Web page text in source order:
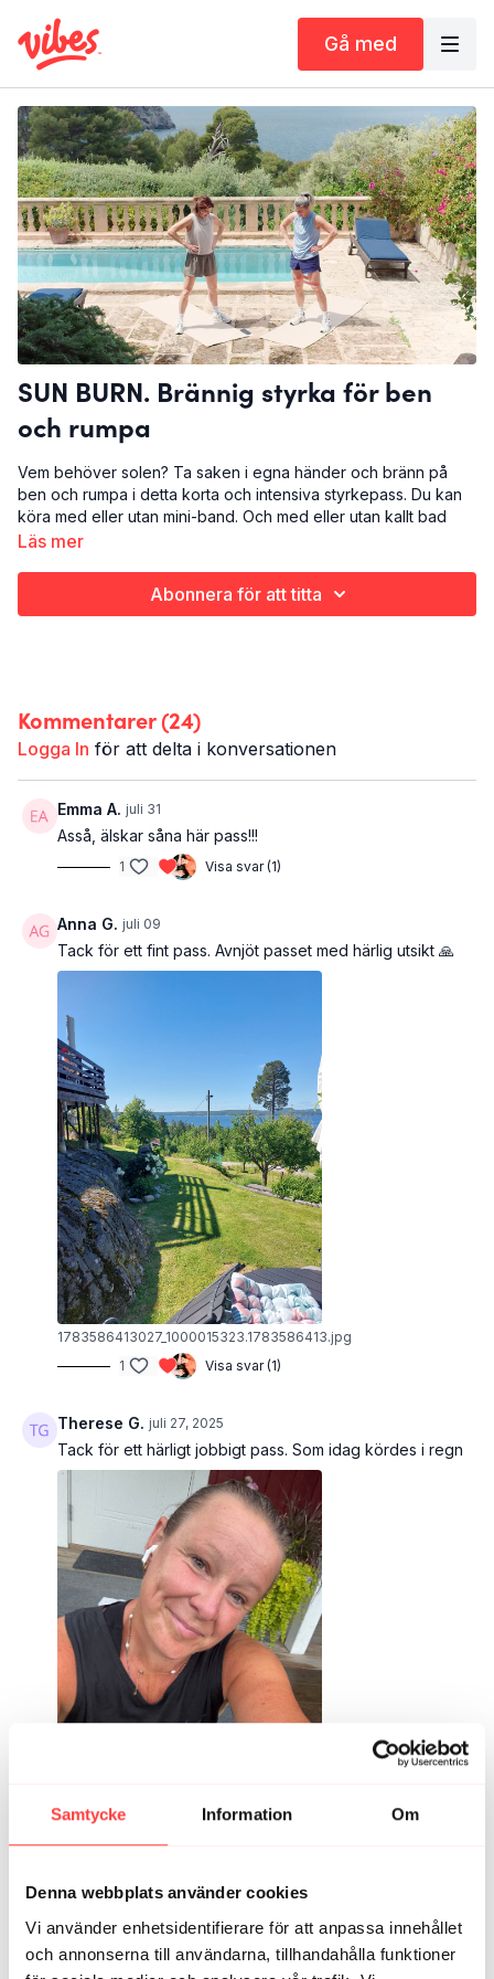
Samtycke Information Om
Denna webbplats använder cookies
Vi använder enhetsidentifierare för att anpassa innehållet
och annonserna till användarna, tillhandahålla funktioner
Gå med
SUN BURN. Brännig styrka för ben
och rumpa
Vem behöver solen? Ta saken i egna händer och bränn på
ben och rumpa i detta korta och intensiva styrkepass. Du kan
köra med eller utan mini-band. Och med eller utan kallt bad
efteråt :)
Styrketräning med eller utan miniband (du väljer!)
liknande passutan miniband
. SUN BURN ingår i sommarprogrammet CHECK OUT.
Läs mer
Abonnera för att titta
Kommentarer (24)
Logga In för att delta i konversationen
Emma A. juli 31
Asså, älskar såna här pass!!!
1 Visa svar (1)
Anna G. juli 09
Tack för ett fint pass. Avnjöt passet med härlig utsikt 🙏
1783586413027_1000015323.1783586413.jpg
1
Visa svar (1)
Therese G. juli 27, 2025
Tack för ett härligt jobbigt pass. Som idag kördes i regn
Caroline juli 14, 2025
Tyckte mycket om passet! Extra plus för rogivande
miljö att titta på när det brände!